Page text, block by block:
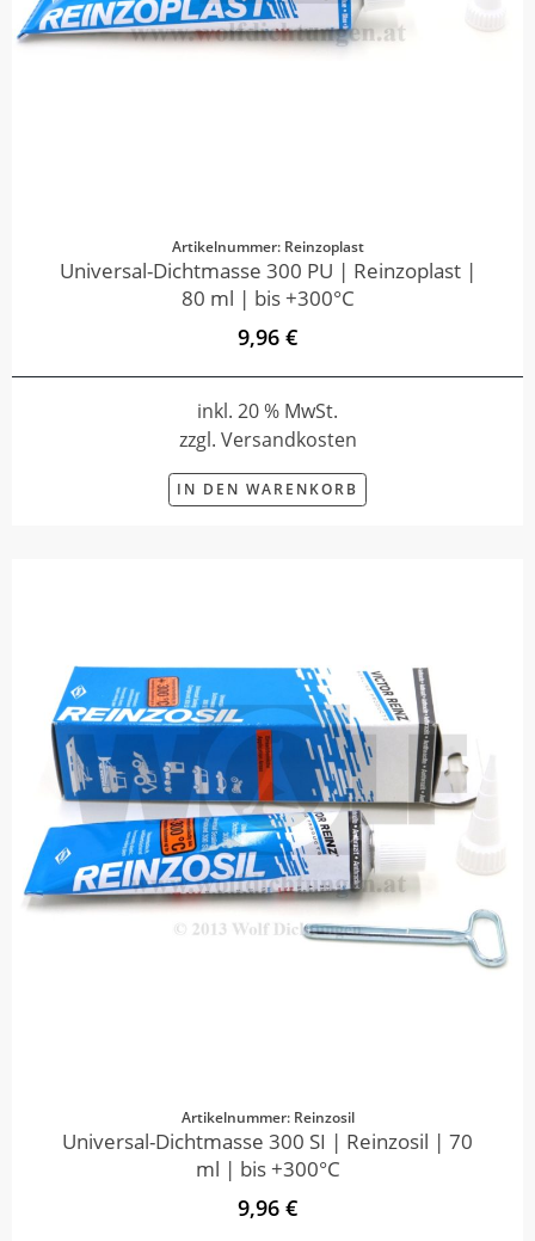
Artikelnummer: Reinzoplast
Universal-Dichtmasse 300 PU | Reinzoplast |
80 ml | bis +300°C
9,96 €
inkl. 20 % MwSt.
zzgl. Versandkosten
IN DEN WARENKORB
Artikelnummer: Reinzosil
Universal-Dichtmasse 300 SI | Reinzosil | 70
ml | bis +300°C
9,96 €